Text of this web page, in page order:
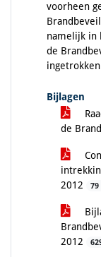
voorheen
namelijk in
de
Bijlagen
de
2012
79
2012